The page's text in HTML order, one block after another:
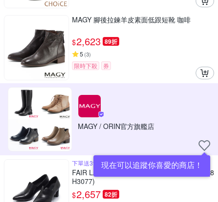
MAGY 腳後拉鍊羊皮素面低跟短靴 咖啡
$2,623 89折
5 (3)
限時下殺 券
MAGY / ORIN官方旗艦店
現在可以追蹤你喜愛的商店！
下單送3%OPENPOINT
FAIR LADY 芯太軟 V字剪裁羊皮高跟踝靴 黑 (8
H3077)
$2,657 82折